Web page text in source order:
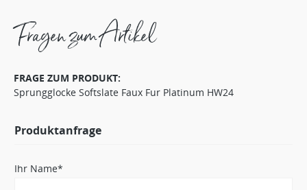
Fragen zum Artikel
FRAGE ZUM PRODUKT:
Sprungglocke Softslate Faux Fur Platinum HW24
Produktanfrage
Ihr Name*